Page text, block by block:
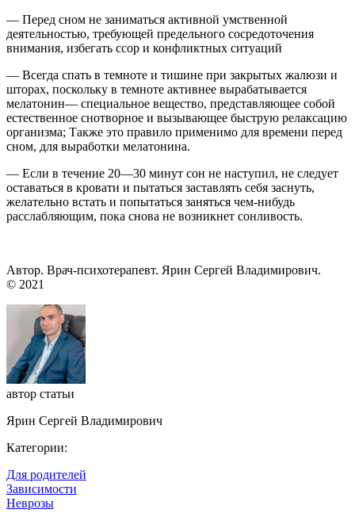
— Перед сном не заниматься активной умственной
деятельностью, требующей предельного сосредоточения
внимания, избегать ссор и конфликтных ситуаций
— Всегда спать в темноте и тишине при закрытых жалюзи и
шторах, поскольку в темноте активнее вырабатывается
мелатонин— специальное вещество, представляющее собой
естественное снотворное и вызывающее быструю релаксацию
организма; Также это правило применимо для времени перед
сном, для выработки мелатонина.
— Если в течение 20—30 минут сон не наступил, не следует
оставаться в кровати и пытаться заставлять себя заснуть,
желательно встать и попытаться заняться чем-нибудь
расслабляющим, пока снова не возникнет сонливость.
Автор. Врач-психотерапевт. Ярин Сергей Владимирович.
© 2021
автор статьи
Ярин Сергей Владимирович
Категории:
Для родителей
Зависимости
Неврозы